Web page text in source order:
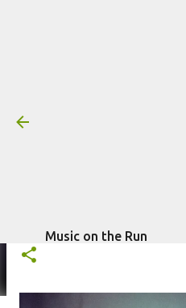
Music on the Run
Rdio está